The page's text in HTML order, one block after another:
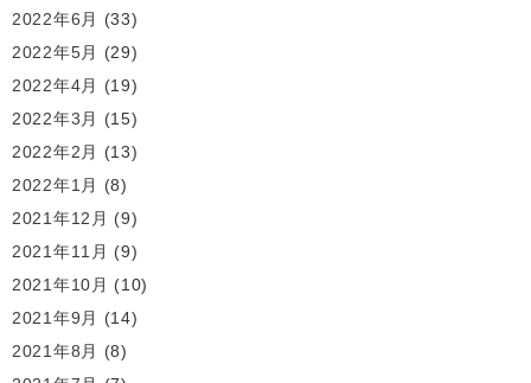
2022年6月
(33)
2022年5月
(29)
2022年4月
(19)
2022年3月
(15)
2022年2月
(13)
2022年1月
(8)
2021年12月 (9)
2021年11月 (9)
2021年10月 (10)
2021年9月
(14)
2021年8月
(8)